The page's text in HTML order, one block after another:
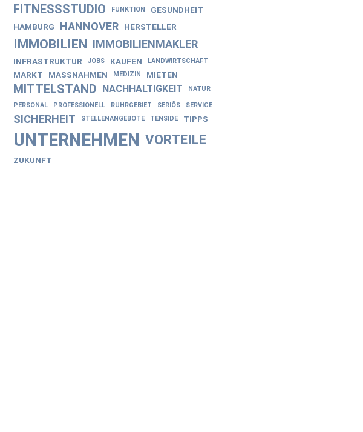
FITNESSSTUDIO FUNKTION
GESUNDHEIT
HAMBURG
HANNOVER HERSTELLER
IMMOBILIEN IMMOBILIENMAKLER
INFRASTRUKTUR JOBS KAUFEN LANDWIRTSCHAFT
MARKT MASSNAHMEN MEDIZIN MIETEN
MITTELSTAND NACHHALTIGKEIT NATUR
PERSONAL PROFESSIONELL RUHRGEBIET SERIÖS SERVICE
SICHERHEIT STELLENANGEBOTE TENSIDE TIPPS
UNTERNEHMEN VORTEILE
ZUKUNFT